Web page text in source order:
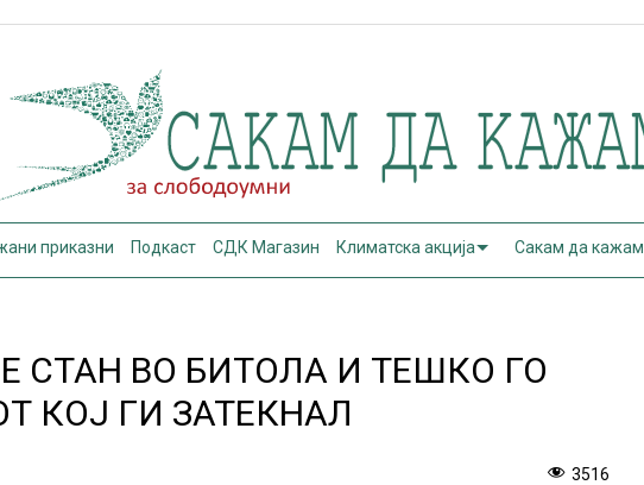
приказни Подкаст СДК Магазин Климатска акција Сакам да кажам
СТАН ВО БИТОЛА И ТЕШКО ГО
КОЈ ГИ ЗАТЕКНАЛ
3516